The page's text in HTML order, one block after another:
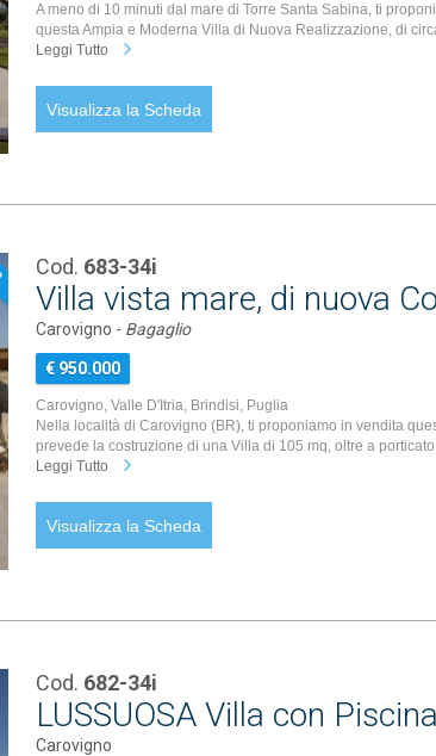
A meno di 10 minuti dal mare di Torre Santa Sabina, ti
questa Ampia e Moderna Villa di Nuova Realizzazione, di
Leggi Tutto
Visualizza la Scheda
Cod. 683-34i
Villa vista mare, di nuova
Carovigno - Bagaglio
€ 950.000
Carovigno, Valle D'Itria, Brindisi, Puglia
Nella località di Carovigno (BR), ti proponiamo in vendita
prevede la costruzione di una Villa di 105 mq, oltre a
Leggi Tutto
Visualizza la Scheda
Cod. 682-34i
LUSSUOSA Villa con
Carovigno